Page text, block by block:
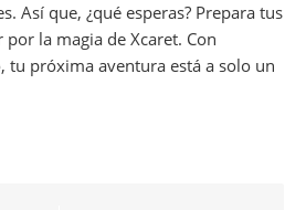
Así que, ¿qué esperas? Prepara tus
la magia de Xcaret. Con
tu próxima aventura está a solo un